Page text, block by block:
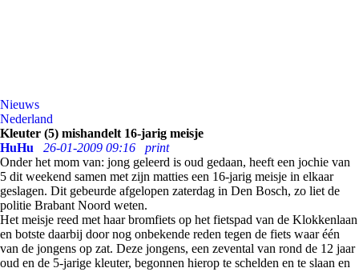
Nieuws
Nederland
Kleuter (5) mishandelt 16-jarig meisje
HuHu
26-01-2009 09:16
print
Onder het mom van: jong geleerd is oud gedaan, heeft een jochie van
5 dit weekend samen met zijn matties een 16-jarig meisje in elkaar
geslagen. Dit gebeurde afgelopen zaterdag in Den Bosch, zo liet de
politie Brabant Noord weten.
Het meisje reed met haar bromfiets op het fietspad van de Klokkenlaan
en botste daarbij door nog onbekende reden tegen de fiets waar één
van de jongens op zat. Deze jongens, een zevental van rond de 12 jaar
oud en de 5-jarige kleuter, begonnen hierop te schelden en te slaan en